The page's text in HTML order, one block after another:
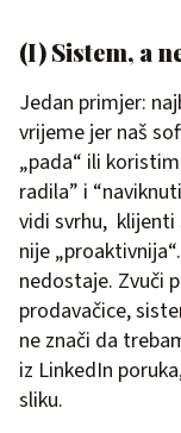
(I) Sistem, a
Jedan primjer:
vrijeme jer naš
„pada“ ili
radila” i
vidi svrhu, klijenti
nije
nedostaje. Zvuči
prodavačice,
ne znači da
iz LinkedIn
sliku.